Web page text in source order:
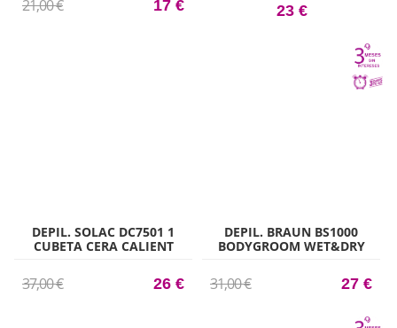
21,00 € 17 € 23 €
DEPIL. SOLAC DC7501 1
CUBETA CERA CALIENT
37,00 € 26 €
DEPIL. BRAUN BS1000
BODYGROOM WET&DRY
31,00 € 27 €